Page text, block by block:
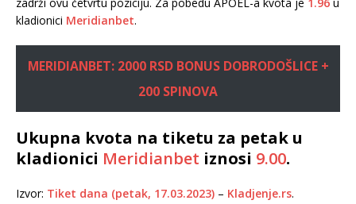
kladionici Meridianbet.
MERIDIANBET: 2000 RSD BONUS DOBRODOŠLICE +
200 SPINOVA
Ukupna kvota na tiketu za petak u
kladionici Meridianbet iznosi 9.00.
Izvor: Tiket dana (petak, 17.03.2023) – Kladjenje.rs.